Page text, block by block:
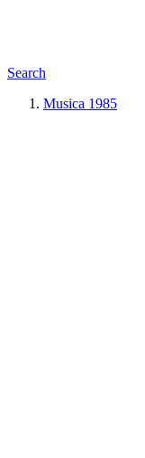
Search
Musica 1985